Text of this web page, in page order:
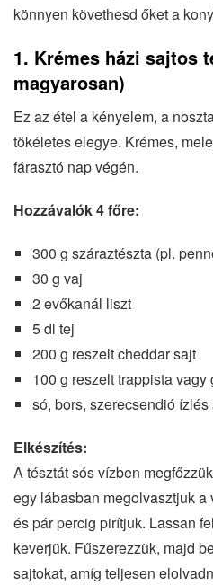
könnyen követhesd őket a
1. Krémes házi sajtos
magyarosan)
Ez az étel a kényelem, a
tökéletes elegye. Krémes,
fárasztó nap végén.
Hozzávalók 4 főre:
300 g száraztészta (pl.
30 g vaj
2 evőkanál liszt
5 dl tej
200 g reszelt cheddar sajt
100 g reszelt trappista vagy
só, bors, szerecsendió ízlés
Elkészítés:
A tésztát sós vízben
egy lábasban megolvasztjuk a
és pár percig pirítjuk. Lassan
keverjük. Fűszerezzük, majd
sajtokat, amíg teljesen